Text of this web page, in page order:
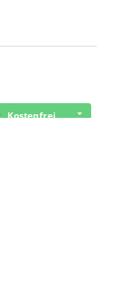
Kostenfrei